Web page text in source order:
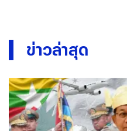
ข่าวล่าสุด